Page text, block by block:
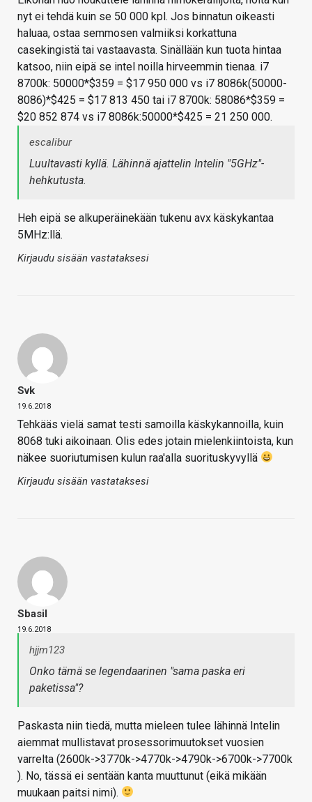
nyt ei tehdä kuin se 50 000 kpl. Jos binnatun oikeasti
haluaa, ostaa semmosen valmiiksi korkattuna
casekingistä tai vastaavasta. Sinällään kun tuota hintaa
katsoo, niin eipä se intel noilla hirveemmin tienaa. i7
8700k: 50000*$359 = $17 950 000 vs i7 8086k(50000-
8086)*$425 = $17 813 450 tai i7 8700k: 58086*$359 =
$20 852 874 vs i7 8086k:50000*$425 = 21 250 000.
escalibur
Luultavasti kyllä. Lähinnä ajattelin Intelin "5GHz"-
hehkutusta.
Heh eipä se alkuperäinekään tukenu avx käskykantaa
5MHz:llä.
Kirjaudu sisään vastataksesi
Svk
19.6.2018
Tehkääs vielä samat testi samoilla käskykannoilla, kuin
8068 tuki aikoinaan. Olis edes jotain mielenkiintoista, kun
näkee suoriutumisen kulun raa'alla suorituskyvyllä
Kirjaudu sisään vastataksesi
Sbasil
19.6.2018
hjjm123
Onko tämä se legendaarinen "sama paska eri
paketissa"?
Paskasta niin tiedä, mutta mieleen tulee lähinnä Intelin
aiemmat mullistavat prosessorimuutokset vuosien
varrelta (2600k->3770k->4770k->4790k->6700k->7700k
). No, tässä ei sentään kanta muuttunut (eikä mikään
muukaan paitsi nimi).